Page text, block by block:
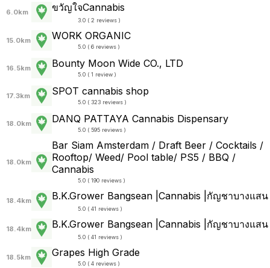
6.0km ขวัญใจCannabis
3.0 ( 2 reviews )
15.0km WORK ORGANIC
5.0 ( 6 reviews )
16.5km Bounty Moon Wide CO., LTD
5.0 ( 1 review )
17.3km SPOT cannabis shop
5.0 ( 323 reviews )
18.0km DANQ PATTAYA Cannabis Dispensary
5.0 ( 595 reviews )
18.0km
Bar Siam Amsterdam / Draft Beer / Cocktails /
Rooftop/ Weed/ Pool table/ PS5 / BBQ /
Cannabis
5.0 ( 190 reviews )
18.4km B.K.Grower Bangsean |Cannabis |กัญชาบางแสน
5.0 ( 41 reviews )
18.4km B.K.Grower Bangsean |Cannabis |กัญชาบางแสน
5.0 ( 41 reviews )
18.5km Grapes High Grade
5.0 ( 4 reviews )